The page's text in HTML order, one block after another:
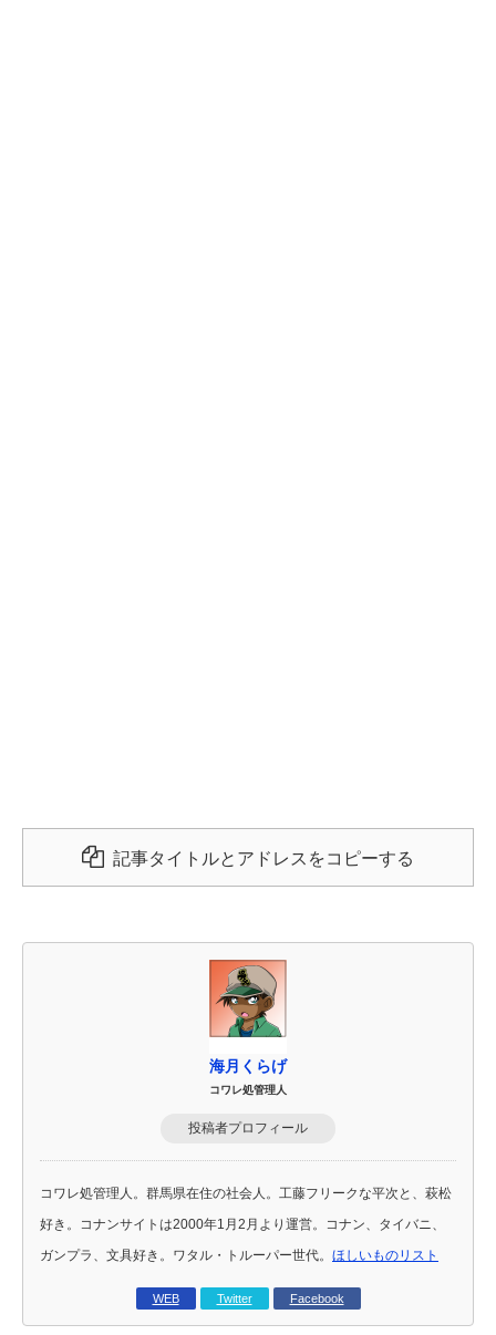
記事タイトルとアドレスをコピーする
海月くらげ
コワレ処管理人
投稿者プロフィール
コワレ処管理人。群馬県在住の社会人。工藤フリークな平次と、萩松
好き。コナンサイトは2000年1月2月より運営。コナン、タイバニ、
ガンプラ、文具好き。ワタル・トルーパー世代。 ほしいものリスト
WEB Twitter Facebook